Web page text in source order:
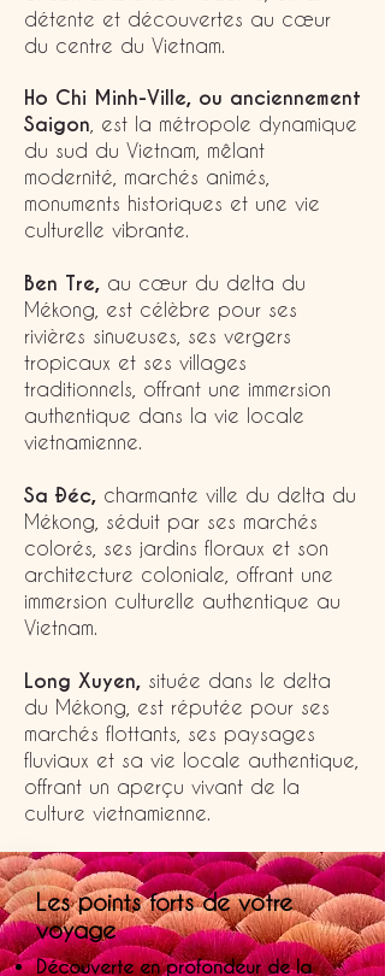
détente et découvertes au cœur
du centre du Vietnam.
Ho Chi Minh-Ville, ou anciennement
Saigon , est la métropole dynamique
du sud du Vietnam, mêlant
modernité, marchés animés,
monuments historiques et une vie
culturelle vibrante.
Ben Tre, au cœur du delta du
Mékong, est célèbre pour ses
rivières sinueuses, ses vergers
tropicaux et ses villages
traditionnels, offrant une immersion
authentique dans la vie locale
vietnamienne.
Sa Đéc, charmante ville du delta du
Mékong, séduit par ses marchés
colorés, ses jardins floraux et son
architecture coloniale, offrant une
immersion culturelle authentique au
Vietnam.
Long Xuyen, située dans le delta
du Mékong, est réputée pour ses
marchés flottants, ses paysages
fluviaux et sa vie locale authentique,
offrant un aperçu vivant de la
culture vietnamienne.
Les points forts de votre
voyage
Découverte en profondeur de la